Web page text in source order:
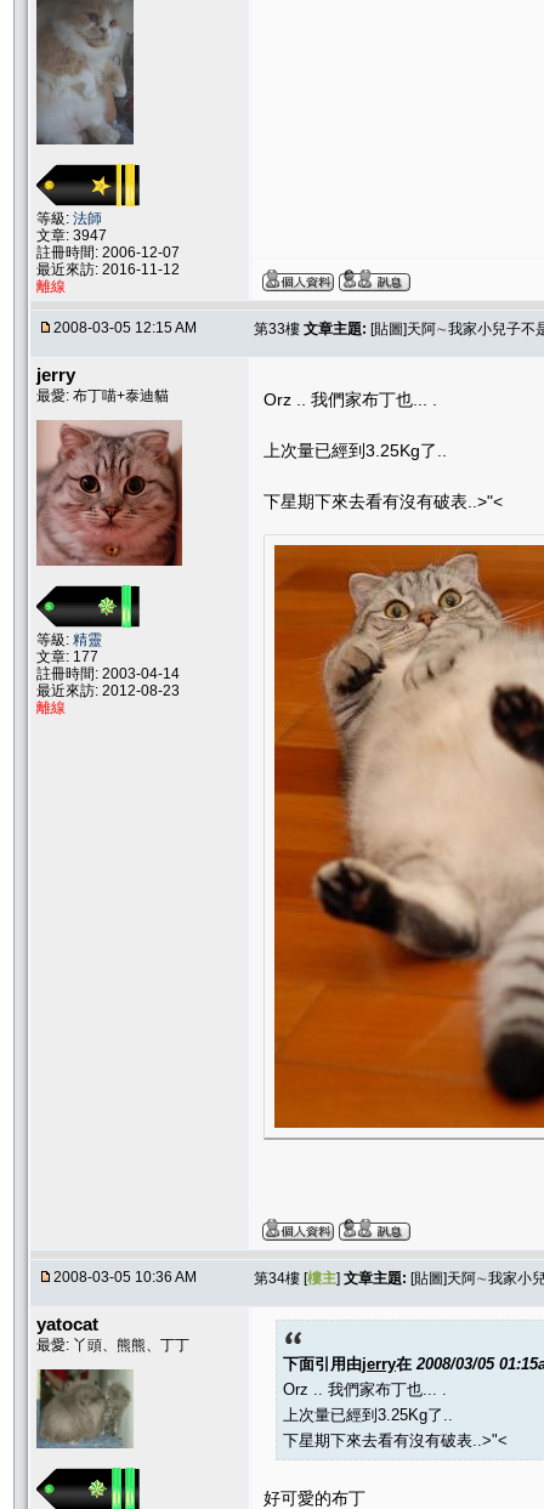
等級: 法師
文章: 3947
註冊時間: 2006-12-07
最近來訪: 2016-11-12
離線
2008-03-05 12:15 AM 第33樓 文章主題: [貼圖]天阿∼我家小兒子不
jerry
最愛: 布丁喵+泰迪貓
等級: 精靈
文章: 177
註冊時間: 2003-04-14
最近來訪: 2012-08-23
離線
Orz .. 我們家布丁也... .
上次量已經到3.25Kg了..
下星期下來去看有沒有破表..>"<
2008-03-05 10:36 AM 第34樓 [樓主] 文章主題: [貼圖]天阿∼我家小
yatocat
最愛: 丫頭、熊熊、丁丁
下面引用由jerry在 2008/03/05
Orz .. 我們家布丁也... .
上次量已經到3.25Kg了..
下星期下來去看有沒有破表..>"<
好可愛的布丁